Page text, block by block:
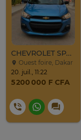
CHEVROLET SPARK 2017
Ouest foire, Dakar
20. juil., 11:22
5 200 000 F CFA